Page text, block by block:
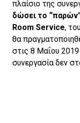
πλαίσιο της
δώσει το
Room Service,
θα
στις 8 Μαΐου
συνεργασία δεν